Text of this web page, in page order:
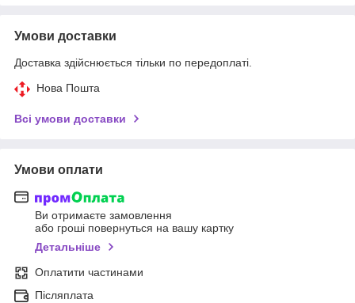
Умови доставки
Доставка здійснюється тільки по передоплаті.
Нова Пошта
Всі умови доставки
Умови оплати
Ви отримаєте замовлення
або гроші повернуться на вашу картку
Детальніше
Оплатити частинами
Післяплата